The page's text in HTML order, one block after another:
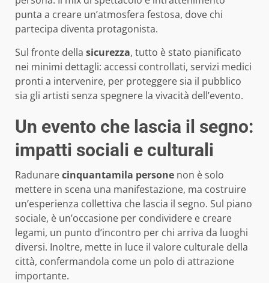
punta a creare un’atmosfera festosa, dove chi
partecipa diventa protagonista.
Sul fronte della sicurezza, tutto è stato pianificato
nei minimi dettagli: accessi controllati, servizi medici
pronti a intervenire, per proteggere sia il pubblico
sia gli artisti senza spegnere la vivacità dell’evento.
Un evento che lascia il segno:
impatti sociali e culturali
Radunarecinquantamila persone non è solo
mettere in scena una manifestazione, ma costruire
un’esperienza collettiva che lascia il segno. Sul piano
sociale, è un’occasione per condividere e creare
legami, un punto d’incontro per chi arriva da luoghi
diversi. Inoltre, mette in luce il valore culturale della
città, confermandola come un polo di attrazione
importante.